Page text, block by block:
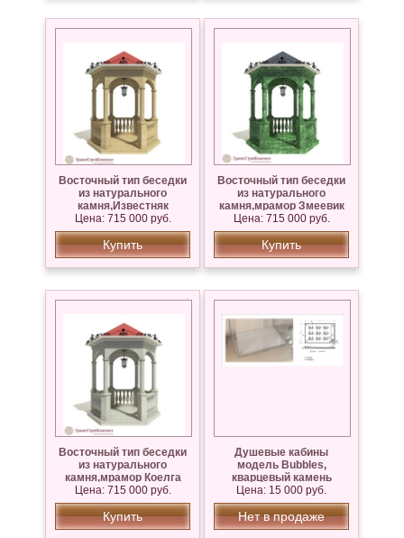
Восточный тип беседки
из натурального
камня,Известняк
Сары — Таш
Цена: 715 000 руб.
Купить
Восточный тип беседки
из натурального
камня,мрамор Змеевик
Цена: 715 000 руб.
Купить
Восточный тип беседки
из натурального
камня,мрамор Коелга
Цена: 715 000 руб.
Купить
Душевые кабины
модель Bubbles,
кварцевый камень
Silestone
Цена: 15 000 руб.
Нет в продаже